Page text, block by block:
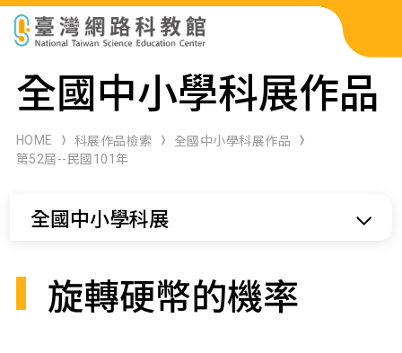
科展作品檢索
科學研習月刊
全國中小學科展作品
HOME 科展作品檢索
全國中小學科展作品
第52屆--民國101年
全國中小學科展
旋轉硬幣的機率